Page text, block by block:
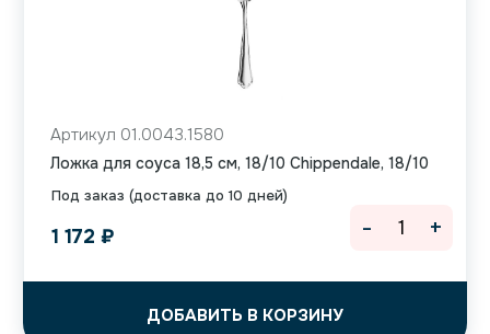
Под заказ (доставка до 10 дней)
Артикул 01.0043.1580
Ложка для соуса 18,5 см, 18/10 Chippendale, 18/10
1 172 ₽
ДОБАВИТЬ В КОРЗИНУ
- +